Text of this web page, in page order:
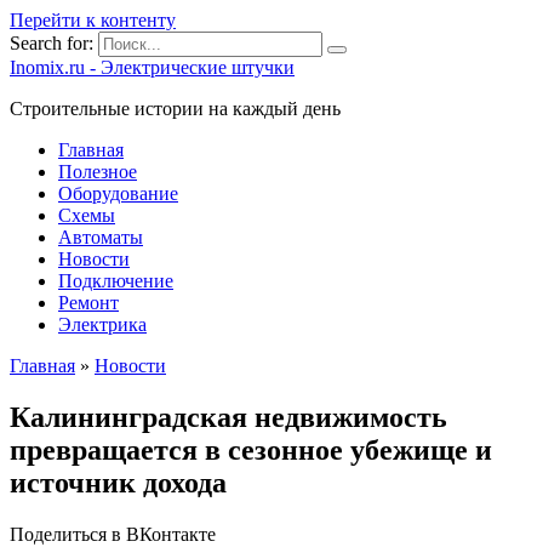
Перейти к контенту
Search for:
Inomix.ru - Электрические штучки
Cтроительные истории на каждый день
Главная
Полезное
Оборудование
Схемы
Автоматы
Новости
Подключение
Ремонт
Электрика
Главная » Новости
Калининградская недвижимость
превращается в сезонное убежище и
источник дохода
Поделиться в ВКонтакте